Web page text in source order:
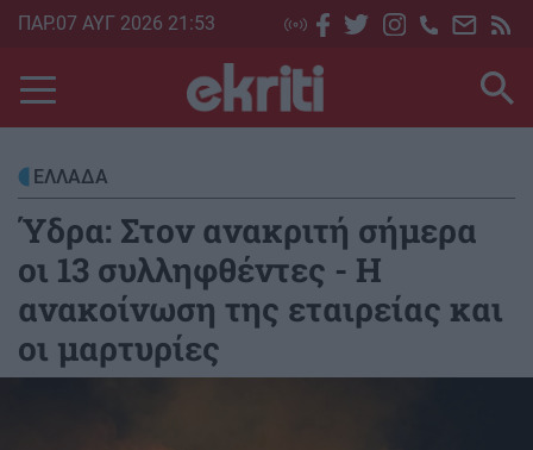
Skip
main
content
ΠΑΡ.07 ΑΥΓ 2026 21:53
ΕΛΛΑΔΑ
Ύδρα: Στον ανακριτή σήμερα
οι 13 συλληφθέντες - Η
ανακοίνωση της εταιρείας και
οι μαρτυρίες